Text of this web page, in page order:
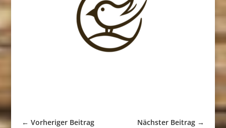
← Vorheriger Beitrag Nächster Beitrag →